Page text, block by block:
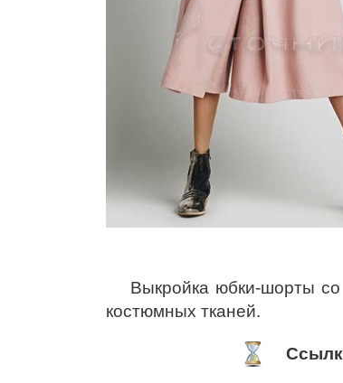
Выкройка юбки-шорты со
костюмных тканей.